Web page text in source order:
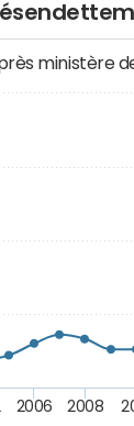
ministère
2006 2008